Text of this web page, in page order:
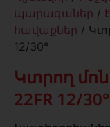
պարագաներ /
հավաքներ /
12/30°
Կտրող
22FR 12/30°